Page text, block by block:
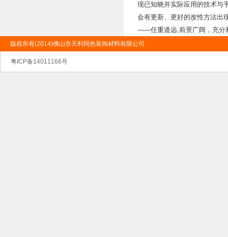
现已知晓并实际应用的技术
会有更新、更好的改性方法出
——任重道远,前景广阔，充分
版权所有(2014)佛山市天利同色装饰材料有限公司
粤ICP备14011166号